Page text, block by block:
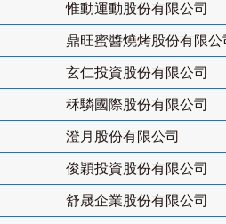
惟動運動股份有限公司
鼎旺蜜醬燒烤股份有限公
玄仁投資股份有限公司
秝驎國際股份有限公司
澄月股份有限公司
俊穎投資股份有限公司
舒晟企業股份有限公司